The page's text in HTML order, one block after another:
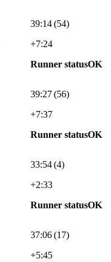
39:14 (54)
+7:24
Runner statusOK
39:27 (56)
+7:37
Runner statusOK
33:54 (4)
+2:33
Runner statusOK
37:06 (17)
+5:45